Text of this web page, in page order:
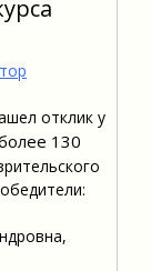
отклик у
130